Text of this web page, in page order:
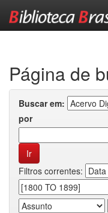
Página de
Buscar em:
por
Filtros correntes: